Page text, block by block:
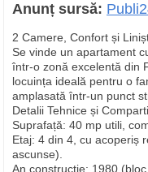
Anunț sursă:
2 Camere, Confort și
Se vinde un apartament
într-o zonă excelentă din
locuința ideală pentru o
amplasată într-un punct
Detalii Tehnice și
Suprafață: 40 mp utili,
Etaj: 4 din 4, cu acoperiș
ascunse).
An construcție: 1980